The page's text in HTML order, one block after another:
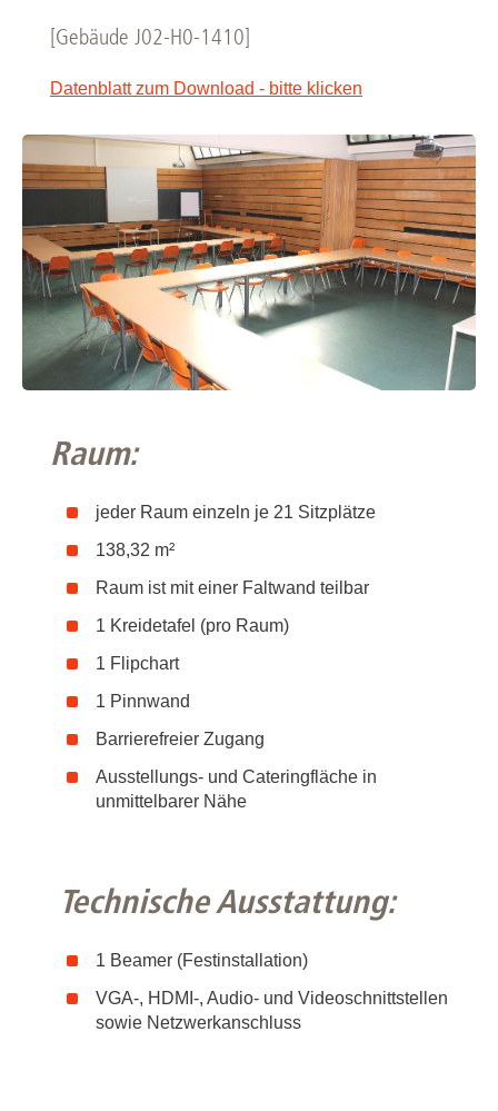
[Gebäude J02-H0-1410]
Datenblatt zum Download - bitte klicken
Raum:
jeder Raum einzeln je 21 Sitzplätze
138,32 m²
Raum ist mit einer Faltwand teilbar
1 Kreidetafel (pro Raum)
1 Flipchart
1 Pinnwand
Barrierefreier Zugang
Ausstellungs- und Cateringfläche in
unmittelbarer Nähe
Technische Ausstattung:
1 Beamer (Festinstallation)
VGA-, HDMI-, Audio- und Videoschnittstellen
sowie Netzwerkanschluss